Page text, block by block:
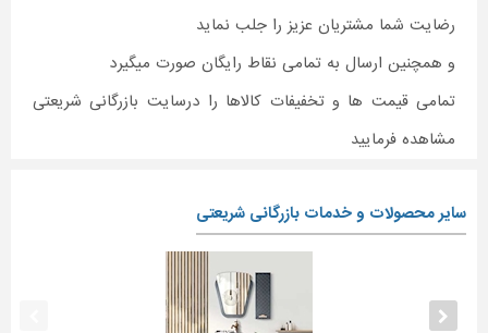
رضایت شما مشتریان عزیز را جلب نماید
و همچنین ارسال به تمامی نقاط رایگان صورت میگیرد
تمامی قیمت ها و تخفیفات کالاها را درسایت بازرگانی شریعتی
مشاهده فرمایید
سایر محصولات و خدمات بازرگانی شریعتی